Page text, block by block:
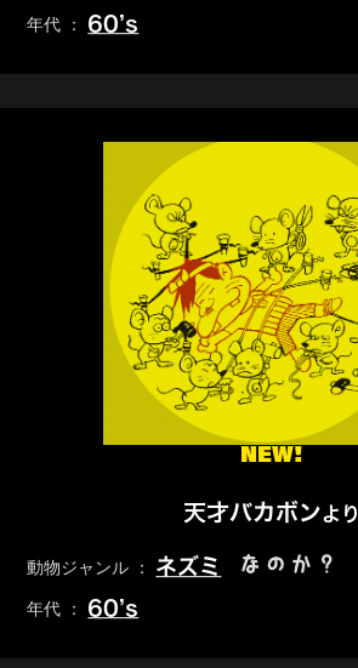
年代 ： 60’s
NEW!
天才バカボンより
動物ジャンル ： ネズミ なのか？
年代 ： 60’s